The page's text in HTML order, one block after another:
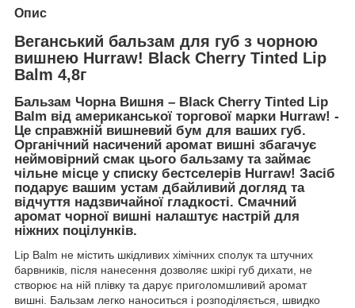
Опис
Веганський бальзам для губ з чорною
вишнею Hurraw! Black Cherry Tinted Lip
Balm 4,8г
Бальзам Чорна Вишня – Black Cherry Tinted Lip
Balm від американської торгової марки Hurraw! -
Це справжній вишневий бум для ваших губ.
Органічний насичений аромат вишні збагачує
неймовірний смак цього бальзаму та займає
чільне місце у списку бестселерів Hurraw! Засіб
подарує вашим устам дбайливий догляд та
відчуття надзвичайної гладкості. Смачний
аромат чорної вишні налаштує настрій для
ніжних поцілунків.
Lip Balm не містить шкідливих хімічних сполук та штучних
барвників, після нанесення дозволяє шкірі губ дихати, не
створює на ній плівку та дарує приголомшливий аромат
вишні. Бальзам легко наноситься і розподіляється, швидко